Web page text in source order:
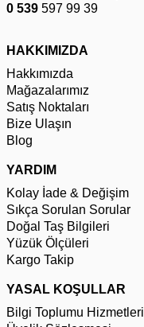
0 539 597 99 39
HAKKIMIZDA
Hakkımızda
Mağazalarımız
Satış Noktaları
Bize Ulaşın
Blog
YARDIM
Kolay İade & Değişim
Sıkça Sorulan Sorular
Doğal Taş Bilgileri
Yüzük Ölçüleri
Kargo Takip
YASAL KOŞULLAR
Bilgi Toplumu Hizmetleri